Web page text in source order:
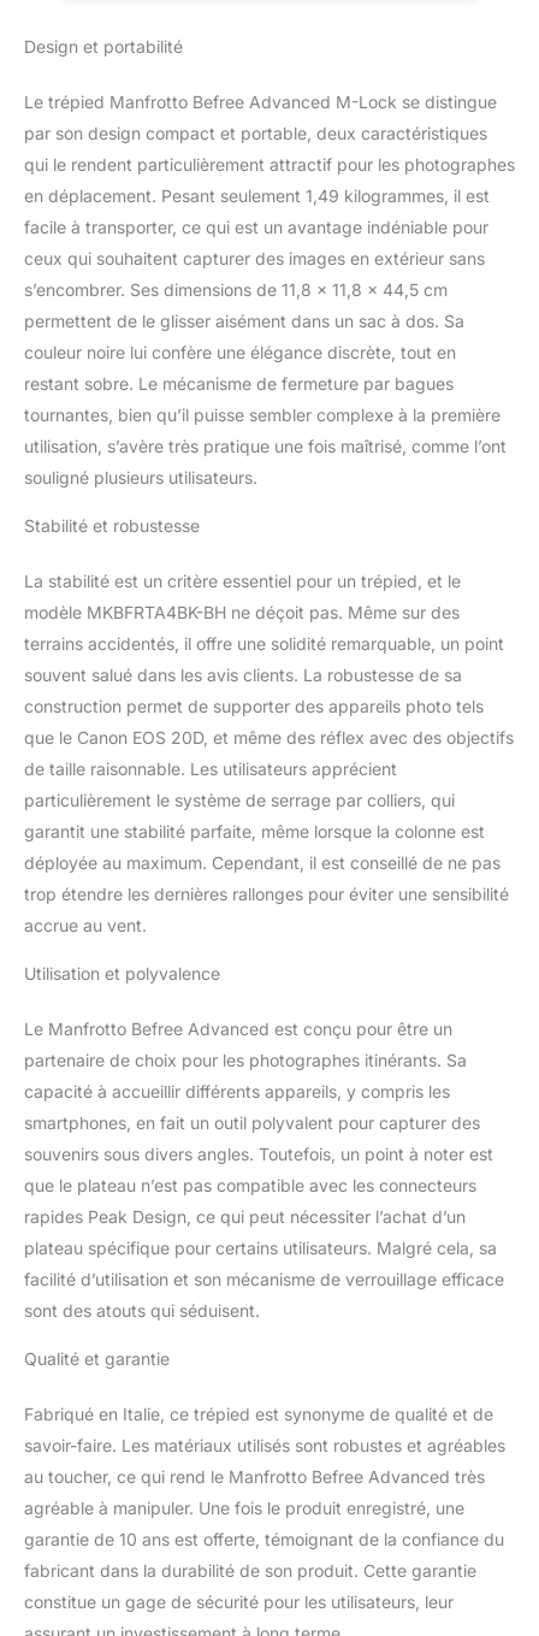
partie dépassante et
rend donc le trépied
fermé beaucoup plus
COMPATIBLE : la plaque
fournie est compatible
avec les fixations de tête
standard les plus
courantes Manfrotto et
être installés facilement
et rapidement
POLYVALENT : Il permet
de changer la
perspective et la hauteur
du trépied sans perdre la
pour avoir une totale
liberté de création
COMPLET : La rotule en
aluminium 494 vous
caméra rapidement et
précisément, grâce aux 3
boutons indépendants
pour le verrouillage, la
friction et le panoramique
Design et portabilité
Le trépied Manfrotto Befree Advanced M-Lock se distingue
par son design compact et portable, deux caractéristiques
qui le rendent particulièrement attractif pour les photographes
en déplacement. Pesant seulement 1,49 kilogrammes, il est
facile à transporter, ce qui est un avantage indéniable pour
ceux qui souhaitent capturer des images en extérieur sans
s’encombrer. Ses dimensions de 11,8 x 11,8 x 44,5 cm
permettent de le glisser aisément dans un sac à dos. Sa
couleur noire lui confère une élégance discrète, tout en
restant sobre. Le mécanisme de fermeture par bagues
tournantes, bien qu’il puisse sembler complexe à la première
utilisation, s’avère très pratique une fois maîtrisé, comme l’ont
souligné plusieurs utilisateurs.
Stabilité et robustesse
La stabilité est un critère essentiel pour un trépied, et le
modèle MKBFRTA4BK-BH ne déçoit pas. Même sur des
terrains accidentés, il offre une solidité remarquable, un point
souvent salué dans les avis clients. La robustesse de sa
construction permet de supporter des appareils photo tels
que le Canon EOS 20D, et même des réflex avec des objectifs
de taille raisonnable. Les utilisateurs apprécient
particulièrement le système de serrage par colliers, qui
garantit une stabilité parfaite, même lorsque la colonne est
déployée au maximum. Cependant, il est conseillé de ne pas
trop étendre les dernières rallonges pour éviter une sensibilité
accrue au vent.
Utilisation et polyvalence
Le Manfrotto Befree Advanced est conçu pour être un
partenaire de choix pour les photographes itinérants. Sa
capacité à accueillir différents appareils, y compris les
smartphones, en fait un outil polyvalent pour capturer des
souvenirs sous divers angles. Toutefois, un point à noter est
que le plateau n’est pas compatible avec les connecteurs
rapides Peak Design, ce qui peut nécessiter l’achat d’un
plateau spécifique pour certains utilisateurs. Malgré cela, sa
facilité d’utilisation et son mécanisme de verrouillage efficace
sont des atouts qui séduisent.
Qualité et garantie
Fabriqué en Italie, ce trépied est synonyme de qualité et de
savoir-faire. Les matériaux utilisés sont robustes et agréables
au toucher, ce qui rend le Manfrotto Befree Advanced très
agréable à manipuler. Une fois le produit enregistré, une
garantie de 10 ans est offerte, témoignant de la confiance du
fabricant dans la durabilité de son produit. Cette garantie
constitue un gage de sécurité pour les utilisateurs, leur